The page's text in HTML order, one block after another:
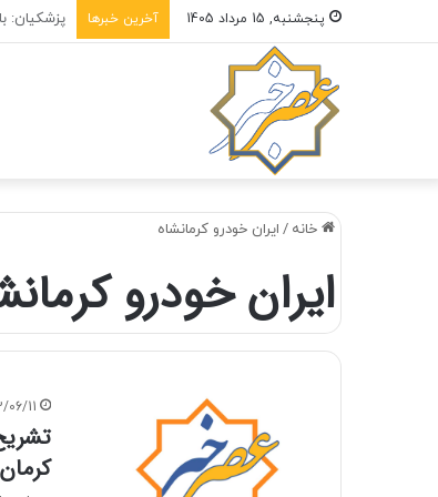
پنجشنبه, 15 مرداد 1405 آخرین خبرها
خانه / ايران خودرو كرمانشاه
ايران خودرو
06/11
کرمان